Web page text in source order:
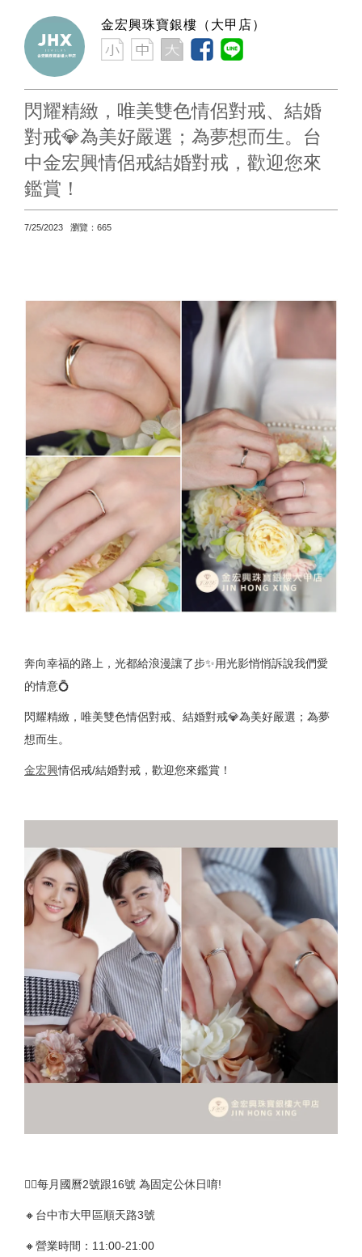
金宏興珠寶銀樓（大甲店）
閃耀精緻，唯美雙色情侶對戒、結婚
對戒💎為美好嚴選；為夢想而生。台
中金宏興情侶戒結婚對戒，歡迎您來
鑑賞！
7/25/2023 瀏覽：665
奔向幸福的路上，光都給浪漫讓了步✨用光影悄悄訴說我們愛
的情意💍
閃耀精緻，唯美雙色情侶對戒、結婚對戒💎為美好嚴選；為夢
想而生。
金宏興情侶戒/結婚對戒，歡迎您來鑑賞！
🚴‍♀️每月國曆2號跟16號 為固定公休日唷!
🔸台中市大甲區順天路3號
🔸營業時間：11:00-21:00